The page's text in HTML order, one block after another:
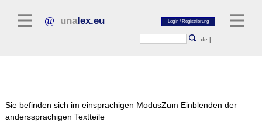
unalex.eu
de |
Sie befinden sich im einsprachigen ModusZum Einblenden der
anderssprachigen Textteile